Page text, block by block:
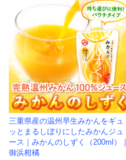
三重県産の温州早生みかんをギュ
ッとまるしぼりにしたみかんジュ
ース｜みかんのしずく（200ml）｜
御浜柑橘